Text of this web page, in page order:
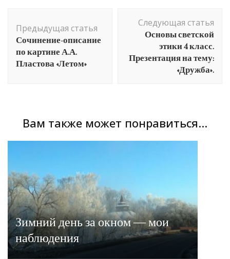
по
записям
Предыдущая статья
Сочинение-описание
по картине А.А.
Пластова «Летом»
Следующая статья
Основы светской
этики 4 класс.
Презентация на тему:
«Дружба».
Вам также может понравиться...
Зимний день за окном — мои
наблюдения